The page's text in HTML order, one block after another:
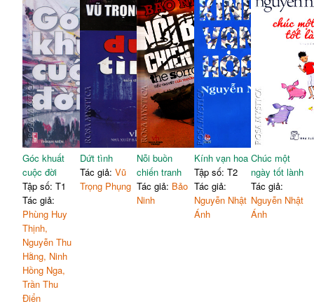
Góc khuất
cuộc đời
Tập số: T1
Tác giả:
Phùng Huy
Thịnh,
Nguyễn Thu
Hằng, Ninh
Hồng Nga,
Trần Thu
Điển
Dứt tình
Tác giả: Vũ
Trọng Phụng
Nỗi buồn
chiến tranh
Tác giả: Bảo
Ninh
Kính vạn hoa
Tập số: T2
Tác giả:
Nguyễn Nhật
Ánh
Chúc một
ngày tốt lành
Tác giả:
Nguyễn Nhật
Ánh